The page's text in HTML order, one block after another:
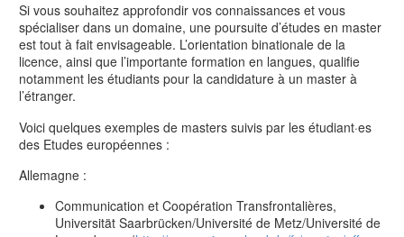
Si vous souhaitez approfondir vos connaissances et vous
spécialiser dans un domaine, une poursuite d’études en master
est tout à fait envisageable. L’orientation binationale de la
licence, ainsi que l’importante formation en langues, qualifie
notamment les étudiants pour la candidature à un master à
l’étranger.
Voici quelques exemples de masters suivis par les étudiant·es
des Etudes européennes :
Allemagne :
Communication et Coopération Transfrontalières,
Universität Saarbrücken/Université de Metz/Université de